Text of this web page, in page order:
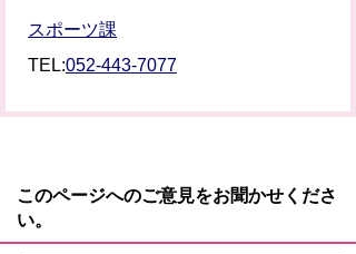
スポーツ課
TEL:052-443-7077
このページへのご意見をお聞かせくださ
い。